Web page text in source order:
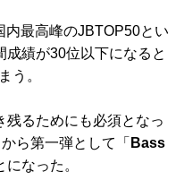
内最高峰のJBTOP50とい
成績が30位以下になると
う。
残るためにも必須となっ
ら第一弾として「 Bass
になった。